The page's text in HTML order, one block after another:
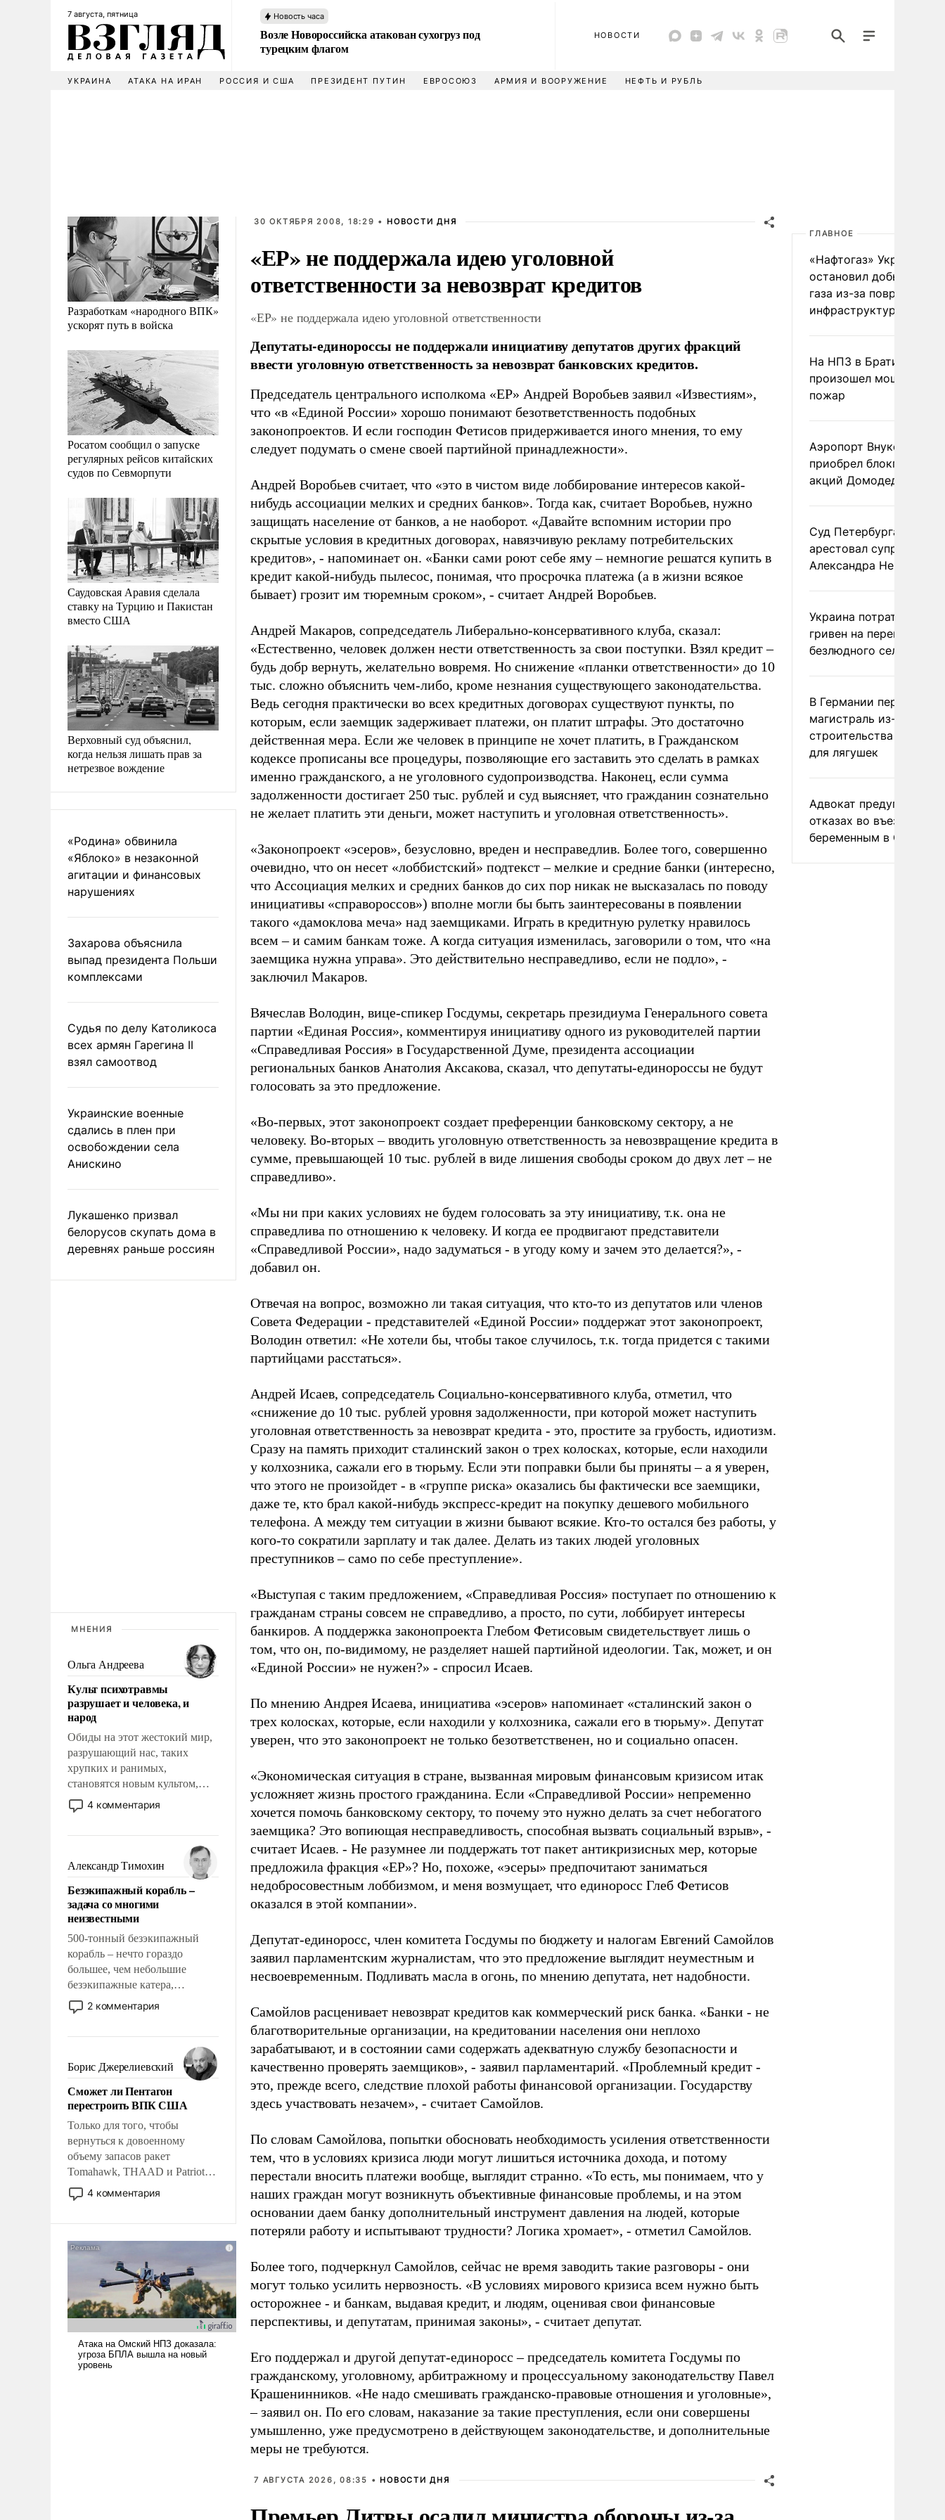
7 августа, пятница Новость часа
Возле Новороссийска атакован сухогруз под
турецким флагом
НОВОСТИ
УКРАИНА АТАКА НА ИРАН РОССИЯ И США ПРЕЗИДЕНТ ПУТИН ЕВРОСОЮЗ АРМИЯ И ВООРУЖЕНИЕ НЕФТЬ И РУБЛЬ
Разработкам «народного ВПК»
ускорят путь в войска
Росатом сообщил о запуске
регулярных рейсов китайских
судов по Севморпути
Саудовская Аравия сделала
ставку на Турцию и Пакистан
вместо США
Верховный суд объяснил,
когда нельзя лишать прав за
нетрезвое вождение
«Родина» обвинила
«Яблоко» в незаконной
агитации и финансовых
нарушениях
Захарова объяснила
выпад президента Польши
комплексами
Судья по делу Католикоса
всех армян Гарегина II
взял самоотвод
Украинские военные
сдались в плен при
освобождении села
Анискино
Лукашенко призвал
белорусов скупать дома в
деревнях раньше россиян
МНЕНИЯ
Ольга Андреева
Культ психотравмы
разрушает и человека, и
народ
Обиды на этот жестокий мир,
разрушающий нас, таких
хрупких и ранимых,
становятся новым культом,
постепенно вытесняя и
отменяя традиционное
мужественным и твердым под
ударами судьбы, брать на себя
ответственность, помогать
слабым, идти вперед и
адаптироваться.
4 комментария
Александр Тимохин
Безэкипажный корабль –
задача со многими
неизвестными
500-тонный безэкипажный
корабль – нечто гораздо
большее, чем небольшие
безэкипажные катера,
применение которых уже
стало обыденностью. Задача по
сложна и амбициозна. Однако
и ее реализация радикально
поднимет наши боевые
возможности.
2 комментария
Борис Джерелиевский
Сможет ли Пентагон
перестроить ВПК США
Только для того, чтобы
вернуться к довоенному
объему запасов ракет
Tomahawk, THAAD и Patriot
США потребуется более трех
лет. Даже небольшая война с
Сложившаяся ситуация
означает многолетний период
уязвимости США, например,
перед Китаем.
4 комментария
30 ОКТЯБРЯ 2008, 18:29 • НОВОСТИ ДНЯ
«ЕР» не поддержала идею уголовной
ответственности за невозврат кредитов
«ЕР» не поддержала идею уголовной ответственности
Депутаты-единороссы не поддержали инициативу депутатов других фракций
ввести уголовную ответственность за невозврат банковских кредитов.
Председатель центрального исполкома «ЕР» Андрей Воробьев заявил «Известиям»,
что «в «Единой России» хорошо понимают безответственность подобных
законопроектов. И если господин Фетисов придерживается иного мнения, то ему
следует подумать о смене своей партийной принадлежности».
Андрей Воробьев считает, что «это в чистом виде лоббирование интересов какой-
нибудь ассоциации мелких и средних банков». Тогда как, считает Воробьев, нужно
защищать население от банков, а не наоборот. «Давайте вспомним истории про
скрытые условия в кредитных договорах, навязчивую рекламу потребительских
кредитов», - напоминает он. «Банки сами роют себе яму – немногие решатся купить в
кредит какой-нибудь пылесос, понимая, что просрочка платежа (а в жизни всякое
бывает) грозит им тюремным сроком», - считает Андрей Воробьев.
Андрей Макаров, сопредседатель Либерально-консервативного клуба, сказал:
«Естественно, человек должен нести ответственность за свои поступки. Взял кредит –
будь добр вернуть, желательно вовремя. Но снижение «планки ответственности» до 10
тыс. сложно объяснить чем-либо, кроме незнания существующего законодательства.
Ведь сегодня практически во всех кредитных договорах существуют пункты, по
которым, если заемщик задерживает платежи, он платит штрафы. Это достаточно
действенная мера. Если же человек в принципе не хочет платить, в Гражданском
кодексе прописаны все процедуры, позволяющие его заставить это сделать в рамках
именно гражданского, а не уголовного судопроизводства. Наконец, если сумма
задолженности достигает 250 тыс. рублей и суд выясняет, что гражданин сознательно
не желает платить эти деньги, может наступить и уголовная ответственность».
«Законопроект «эсеров», безусловно, вреден и несправедлив. Более того, совершенно
очевидно, что он несет «лоббистский» подтекст – мелкие и средние банки (интересно,
что Ассоциация мелких и средних банков до сих пор никак не высказалась по поводу
инициативы «справороссов») вполне могли бы быть заинтересованы в появлении
такого «дамоклова меча» над заемщиками. Играть в кредитную рулетку нравилось
всем – и самим банкам тоже. А когда ситуация изменилась, заговорили о том, что «на
заемщика нужна управа». Это действительно несправедливо, если не подло», -
заключил Макаров.
Вячеслав Володин, вице-спикер Госдумы, секретарь президиума Генерального совета
партии «Единая Россия», комментируя инициативу одного из руководителей партии
«Справедливая Россия» в Государственной Думе, президента ассоциации
региональных банков Анатолия Аксакова, сказал, что депутаты-единороссы не будут
голосовать за это предложение.
«Во-первых, этот законопроект создает преференции банковскому сектору, а не
человеку. Во-вторых – вводить уголовную ответственность за невозвращение кредита в
сумме, превышающей 10 тыс. рублей в виде лишения свободы сроком до двух лет – не
справедливо».
«Мы ни при каких условиях не будем голосовать за эту инициативу, т.к. она не
справедлива по отношению к человеку. И когда ее продвигают представители
«Справедливой России», надо задуматься - в угоду кому и зачем это делается?», -
добавил он.
Отвечая на вопрос, возможно ли такая ситуация, что кто-то из депутатов или членов
Совета Федерации - представителей «Единой России» поддержат этот законопроект,
Володин ответил: «Не хотели бы, чтобы такое случилось, т.к. тогда придется с такими
партийцами расстаться».
Андрей Исаев, сопредседатель Социально-консервативного клуба, отметил, что
«снижение до 10 тыс. рублей уровня задолженности, при которой может наступить
уголовная ответственность за невозврат кредита - это, простите за грубость, идиотизм.
Сразу на память приходит сталинский закон о трех колосках, которые, если находили
у колхозника, сажали его в тюрьму. Если эти поправки были бы приняты – а я уверен,
что этого не произойдет - в «группе риска» оказались бы фактически все заемщики,
даже те, кто брал какой-нибудь экспресс-кредит на покупку дешевого мобильного
телефона. А между тем ситуации в жизни бывают всякие. Кто-то остался без работы, у
кого-то сократили зарплату и так далее. Делать из таких людей уголовных
преступников – само по себе преступление».
«Выступая с таким предложением, «Справедливая Россия» поступает по отношению к
гражданам страны совсем не справедливо, а просто, по сути, лоббирует интересы
банкиров. А поддержка законопроекта Глебом Фетисовым свидетельствует лишь о
том, что он, по-видимому, не разделяет нашей партийной идеологии. Так, может, и он
«Единой России» не нужен?» - спросил Исаев.
По мнению Андрея Исаева, инициатива «эсеров» напоминает «сталинский закон о
трех колосках, которые, если находили у колхозника, сажали его в тюрьму». Депутат
уверен, что это законопроект не только безответственен, но и социально опасен.
«Экономическая ситуация в стране, вызванная мировым финансовым кризисом итак
усложняет жизнь простого гражданина. Если «Справедливой России» непременно
хочется помочь банковскому сектору, то почему это нужно делать за счет небогатого
заемщика? Это вопиющая несправедливость, способная вызвать социальный взрыв», -
считает Исаев. - Не разумнее ли поддержать тот пакет антикризисных мер, которые
предложила фракция «ЕР»? Но, похоже, «эсеры» предпочитают заниматься
недобросовестным лоббизмом, и меня возмущает, что единоросс Глеб Фетисов
оказался в этой компании».
Депутат-единоросс, член комитета Госдумы по бюджету и налогам Евгений Самойлов
заявил парламентским журналистам, что это предложение выглядит неуместным и
несвоевременным. Подливать масла в огонь, по мнению депутата, нет надобности.
Самойлов расценивает невозврат кредитов как коммерческий риск банка. «Банки - не
благотворительные организации, на кредитовании населения они неплохо
зарабатывают, и в состоянии сами содержать адекватную службу безопасности и
качественно проверять заемщиков», - заявил парламентарий. «Проблемный кредит -
это, прежде всего, следствие плохой работы финансовой организации. Государству
здесь участвовать незачем», - считает Самойлов.
По словам Самойлова, попытки обосновать необходимость усиления ответственности
тем, что в условиях кризиса люди могут лишиться источника дохода, и потому
перестали вносить платежи вообще, выглядит странно. «То есть, мы понимаем, что у
наших граждан могут возникнуть объективные финансовые проблемы, и на этом
основании даем банку дополнительный инструмент давления на людей, которые
потеряли работу и испытывают трудности? Логика хромает», - отметил Самойлов.
Более того, подчеркнул Самойлов, сейчас не время заводить такие разговоры - они
могут только усилить нервозность. «В условиях мирового кризиса всем нужно быть
осторожнее - и банкам, выдавая кредит, и людям, оценивая свои финансовые
перспективы, и депутатам, принимая законы», - считает депутат.
Его поддержал и другой депутат-единоросс – председатель комитета Госдумы по
гражданскому, уголовному, арбитражному и процессуальному законодательству Павел
Крашенинников. «Не надо смешивать гражданско-правовые отношения и уголовные»,
– заявил он. По его словам, наказание за такие преступления, если они совершены
умышленно, уже предусмотрено в действующем законодательстве, и дополнительные
меры не требуются.
7 АВГУСТА 2026, 08:35 • НОВОСТИ ДНЯ
ГЛАВНОЕ
«Нафтогаз» Украины
остановил добычу
газа из-за повреждения
инфраструктуры
На НПЗ в Братиславе
произошел мощный
пожар
Аэропорт Внуково
приобрел блокпакет
акций Домодедово
Суд Петербурга заочно
арестовал супругу
Александра Невзорова
Украина потратила 1
гривен на
безлюдного села
В Германии перекрыли
магистраль из-за
строительства
для лягушек
Адвокат предупредил
отказах во въезде
беременным в США